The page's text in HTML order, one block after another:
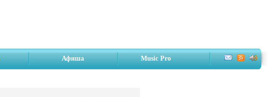
Афиша Music Pro